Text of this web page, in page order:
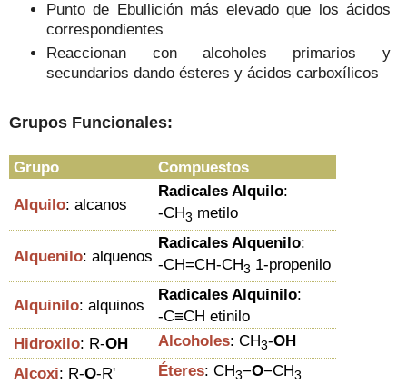
Punto de Ebullición más elevado que los ácidos
correspondientes
Reaccionan con alcoholes primarios y
secundarios dando ésteres y ácidos carboxílicos
Grupos Funcionales:
Grupo Compuestos
Alquilo: alcanos
Radicales Alquilo:
-CH3 metilo
Alquenilo: alquenos
Radicales Alquenilo:
-CH=CH-CH3 1-propenilo
Alquinilo: alquinos
Radicales Alquinilo:
-C≡CH etinilo
Hidroxilo: R-OH Alcoholes: CH3-OH
Alcoxi: R-O-R' Éteres: CH3−O−CH3